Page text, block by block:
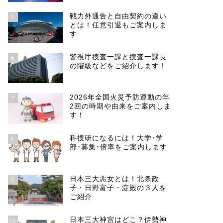
5
戦力外通告と自由契約の違い
とは！任意引退もご案内しま
す
6
警視庁捜査一課と捜査一課長
の階級などをご紹介します！
7
2026年全国火災予防運動の年
2回の時期や由来をご案内しま
す！
8
科捜研になるには！大学･学
部･募集･倍率をご案内します
9
日本三大悪女とは！北条政
子・日野富子・淀殿の３人を
ご紹介
10 日本三大神宮はどこ？伊勢神